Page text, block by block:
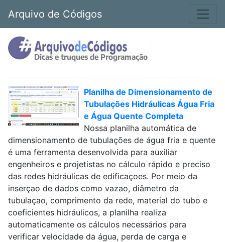
Arquivo de Códigos
Planilha de Dimensionamento de
Tubulações Hidráulicas Água Fria
e Água Quente Completa
Nossa planilha automática de
dimensionamento de tubulações de água fria e quente
é uma ferramenta desenvolvida para auxiliar
engenheiros e projetistas no cálculo rápido e preciso
das redes hidráulicas de edificaçoes. Por meio da
inserçao de dados como vazao, diâmetro da
tubulaçao, comprimento da rede, material do tubo e
coeficientes hidráulicos, a planilha realiza
automaticamente os cálculos necessários para
verificar velocidade da água, perda de carga e